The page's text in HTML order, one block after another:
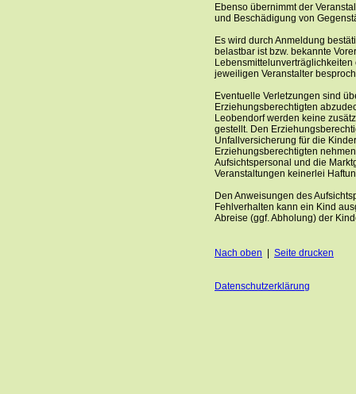
Ebenso übernimmt der
und Beschädigung von
Es wird durch Anmeldung
belastbar ist bzw. bekannte
jeweiligen Veranstalter
Eventuelle Verletzungen sind
Erziehungsberechtigten
Leobendorf werden keine
gestellt. Den
Unfallversicherung für die
Erziehungsberechtigten
Aufsichtspersonal und die
Veranstaltungen keinerlei
Den Anweisungen des
Fehlverhalten kann ein Kind
Abreise (ggf. Abholung) der
Nach oben Seite drucken
Datenschutzerklärung